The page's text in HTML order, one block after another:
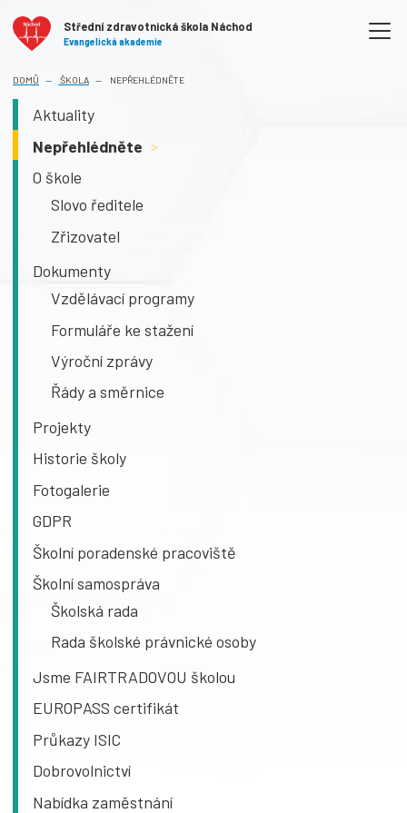
Střední zdravotnická škola Náchod
Evangelická akademie
DOMŮ ŠKOLA NEPŘEHLÉDNĚTE
Aktuality
Nepřehlédněte
>
O škole
Slovo ředitele
Zřizovatel
Dokumenty
Vzdělávací programy
Formuláře ke stažení
Výroční zprávy
Řády a směrnice
Projekty
Historie školy
Fotogalerie
GDPR
Školní poradenské pracoviště
Školní samospráva
Školská rada
Rada školské právnické osoby
Jsme FAIRTRADOVOU školou
EUROPASS certifikát
Průkazy ISIC
Dobrovolnictví
Nabídka zaměstnání